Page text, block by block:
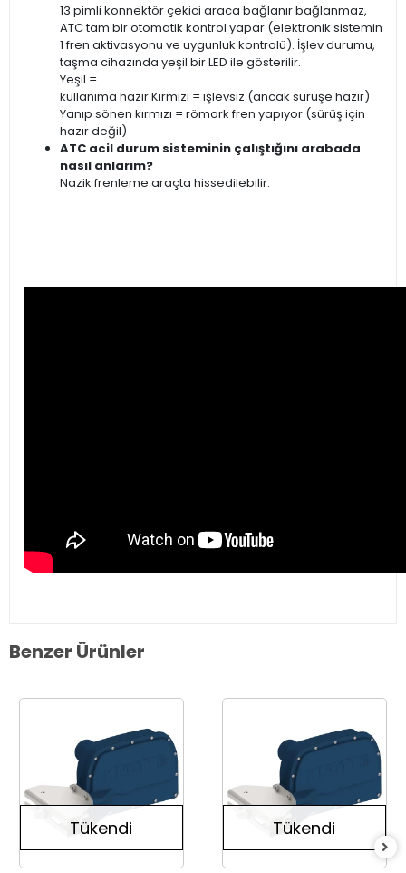
13 pimli konnektör çekici araca bağlanır bağlanmaz,
ATC tam bir otomatik kontrol yapar (elektronik sistemin
1 fren aktivasyonu ve uygunluk kontrolü). İşlev durumu,
taşma cihazında yeşil bir LED ile gösterilir.
Yeşil =
kullanıma hazır Kırmızı = işlevsiz (ancak sürüşe hazır)
Yanıp sönen kırmızı = römork fren yapıyor (sürüş için
hazır değil)
ATC acil durum sisteminin çalıştığını arabada
nasıl anlarım?
Nazik frenleme araçta hissedilebilir.
Benzer Ürünler
Tükendi Tükendi